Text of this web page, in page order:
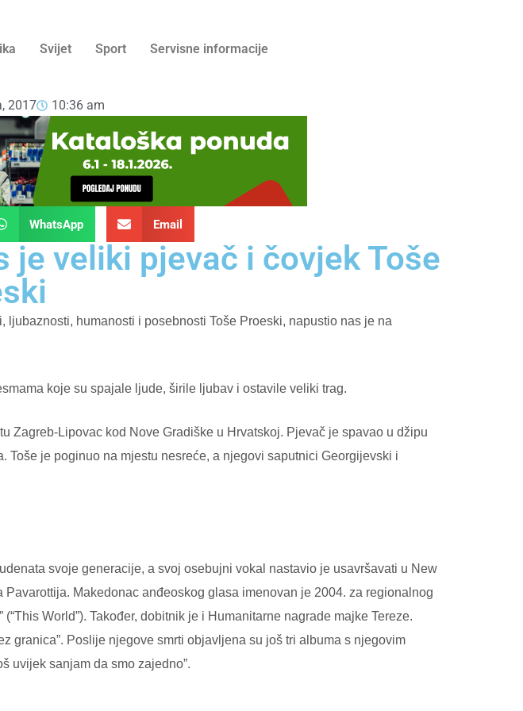
Svijet Sport Servisne informacije
2017 10:36 am
WhatsApp Email
je veliki pjevač i čovjek Toše
humanosti i posebnosti Toše Proeski, napustio nas je na
koje su spajale ljude, širile ljubav i ostavile veliki trag.
Zagreb-Lipovac kod Nove Gradiške u Hrvatskoj. Pjevač je spavao u džipu
je poginuo na mjestu nesreće, a njegovi saputnici Georgijevski i
svoje generacije, a svoj osebujni vokal nastavio je usavršavati u New
Makedonac anđeoskog glasa imenovan je 2004. za regionalnog
World”). Također, dobitnik je i Humanitarne nagrade majke Tereze.
granica”. Poslije njegove smrti objavljena su još tri albuma s njegovim
uvijek sanjam da smo zajedno”.